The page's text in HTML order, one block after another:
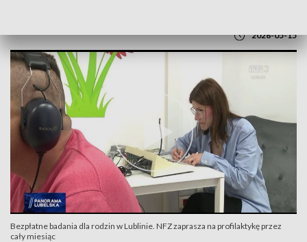
2026-05-15
Bezpłatne badania dla rodzin w Lublinie. NFZ zaprasza na profilaktykę przez
cały miesiąc